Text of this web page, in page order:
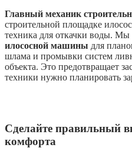
Главный механик
строительной площадке
техника для откачки воды. Мы
илососной машины для
шлама и промывки систем
объекта. Это предотвращает
техники нужно планировать
Сделайте правильный
комфорта